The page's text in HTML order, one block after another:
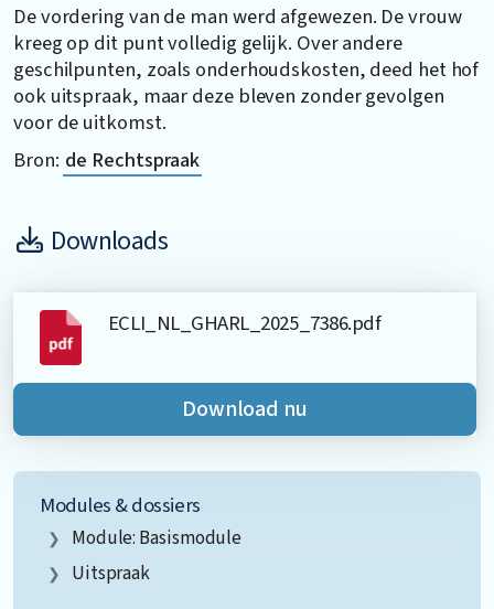
De vordering van de man werd afgewezen. De vrouw
kreeg op dit punt volledig gelijk. Over andere
geschilpunten, zoals onderhoudskosten, deed het hof
ook uitspraak, maar deze bleven zonder gevolgen
voor de uitkomst.
Bron: de Rechtspraak
Downloads
ECLI_NL_GHARL_2025_7386.pdf
Download nu
Modules & dossiers
Module: Basismodule
Uitspraak